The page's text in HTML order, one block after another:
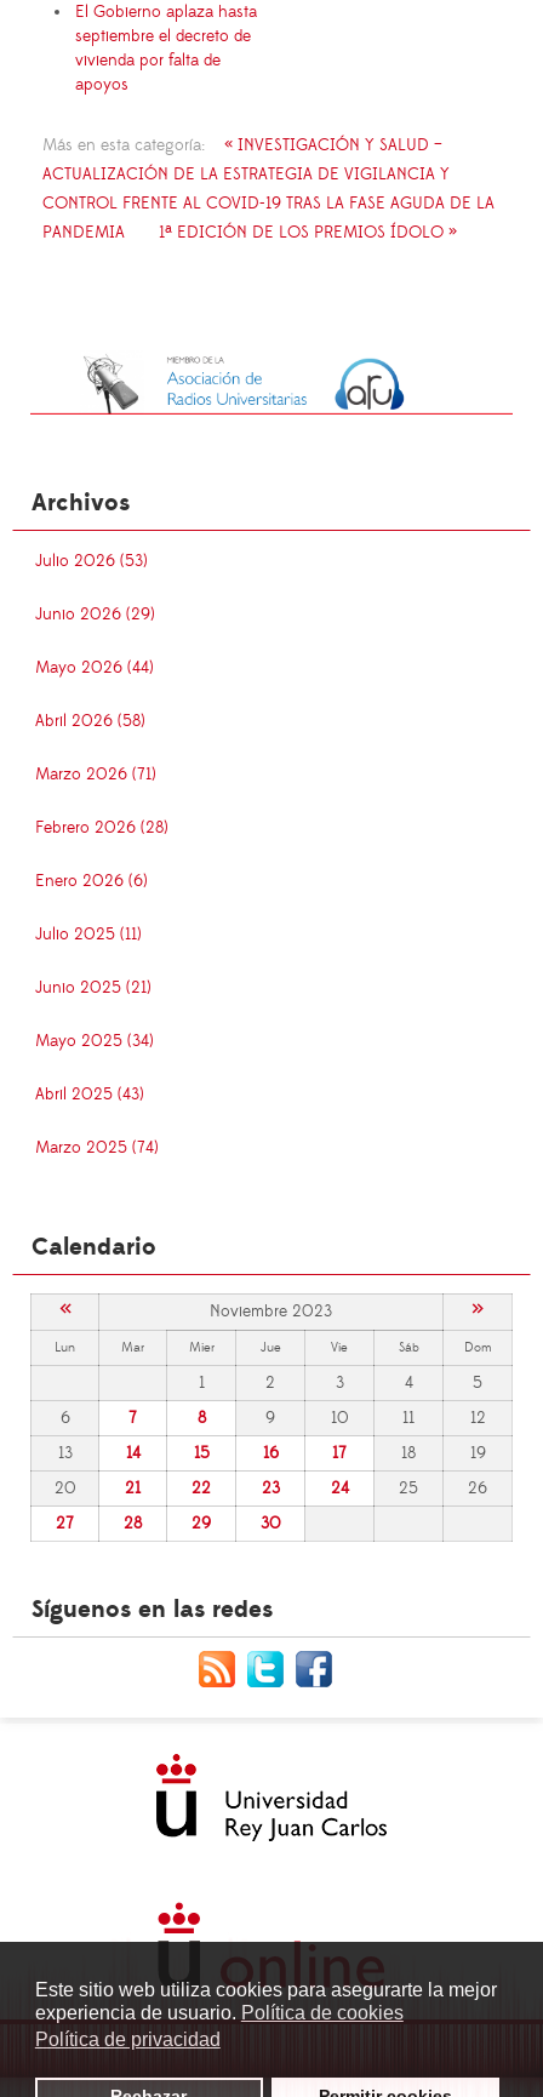
Este sitio web utiliza cookies para asegurarte la mejor
experiencia de usuario. Política de cookies
Política de privacidad
El Gobierno aplaza hasta
septiembre el decreto de
vivienda por falta de
apoyos
Más en esta categoría:
« INVESTIGACIÓN Y SALUD –
ACTUALIZACIÓN DE LA ESTRATEGIA DE VIGILANCIA Y
CONTROL FRENTE AL COVID-19 TRAS LA FASE AGUDA DE LA
PANDEMIA
1ª EDICIÓN DE LOS PREMIOS ÍDOLO »
Archivos
Julio 2026 (53)
Junio 2026 (29)
Mayo 2026 (44)
Abril 2026 (58)
Marzo 2026 (71)
Febrero 2026 (28)
Enero 2026 (6)
Julio 2025 (11)
Junio 2025 (21)
Mayo 2025 (34)
Abril 2025 (43)
Marzo 2025 (74)
Calendario
« Noviembre 2023 »
Lun Mar Mier Jue Vie Sáb Dom
1 2 3 4
5
6
7 8 9 10 11
12
13
14 15 16 17 18
19
20
21 22 23 24 25
26
27
28 29 30
Síguenos en las redes